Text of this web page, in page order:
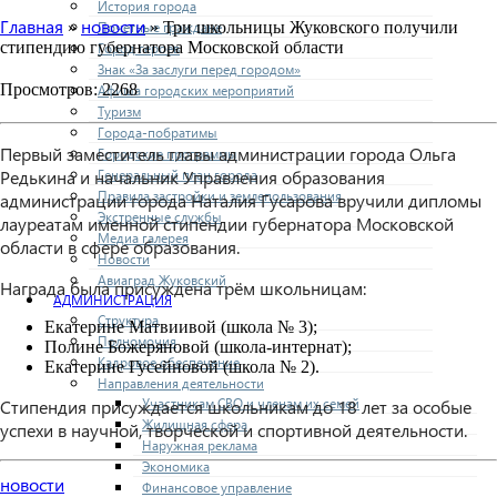
История города
Почетные граждане
Город героев
Знак «За заслуги перед городом»
Афиша городских мероприятий
Туризм
Города-побратимы
Городские программы
Генеральный план города
Правила застройки и землепользования
Экстренные службы
Медиа галерея
Новости
Авиаград Жуковский
АДМИНИСТРАЦИЯ
Структура
Полномочия
Кадровое обеспечение
Направления деятельности
Участникам СВО и членам их семей
Жилищная сфера
Наружная реклама
Экономика
Финансовое управление
Главная » новости» Три школьницы Жуковского получили
стипендию губернатора Московской области
Просмотров: 2268
Первый заместитель главы администрации города Ольга
Редькина и начальник Управления образования
администрации города Наталия Гусарова вручили дипломы
лауреатам именной стипендии губернатора Московской
области в сфере образования.
Награда была присуждена трём школьницам:
Екатерине Матвиивой (школа № 3);
Полине Божеряновой (школа-интернат);
Екатерине Гусейновой (школа № 2).
Стипендия присуждается школьникам до 18 лет за особые
успехи в научной, творческой и спортивной деятельности.
новости